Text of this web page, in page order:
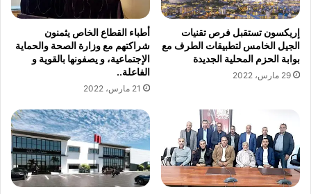
إريكسون تستقبل فرص تقنيات
الجيل الخامس لتطبيقات الطرف مع
بوابة الحزم المحلية الجديدة
29 مارس، 2022
أطباء القطاع الخاص يثمنون
شراكتهم مع وزارة الصحة والحماية
الإجتماعية، و يصفونها بالقوية و
الفاعلة..
21 مارس، 2022